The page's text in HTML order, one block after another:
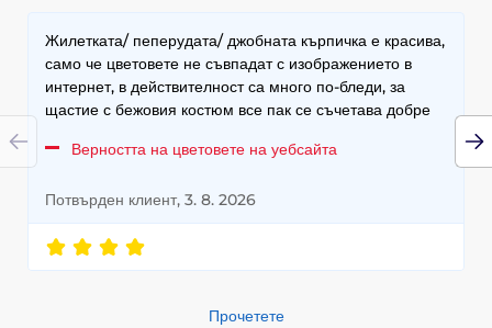
Жилетката/ пеперудата/ джобната кърпичка е красива,
само че цветовете не съвпадат с изображението в
интернет, в действителност са много по-бледи, за
щастие с бежовия костюм все пак се съчетава добре
Верността на цветовете на уебсайта
Потвърден клиент, 3. 8. 2026
Прочетете